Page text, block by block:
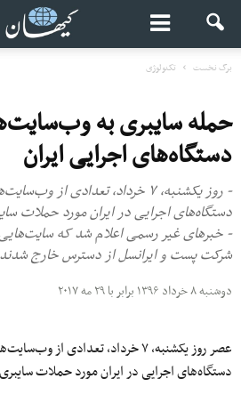
برگ نخست تکنولوژی
حمله سایبری به
دستگاه‌های اجرایی ایران
- روز یکشنبه، ۷ خرداد، تعدادی از
دستگاه‌های اجرایی در ایران مورد حملات
- خبرهای غیر رسمی اعلام شد که
شرکت پست و ایرانسل از دسترس خارج
دوشنبه ۸ خرداد ۱۳۹۶ برابر با ۲۹ مه ۲۰۱۷
عصر روز یکشنبه،۷خرداد، تعدادی از
دستگاه‌های اجرایی در ایران مورد حملات